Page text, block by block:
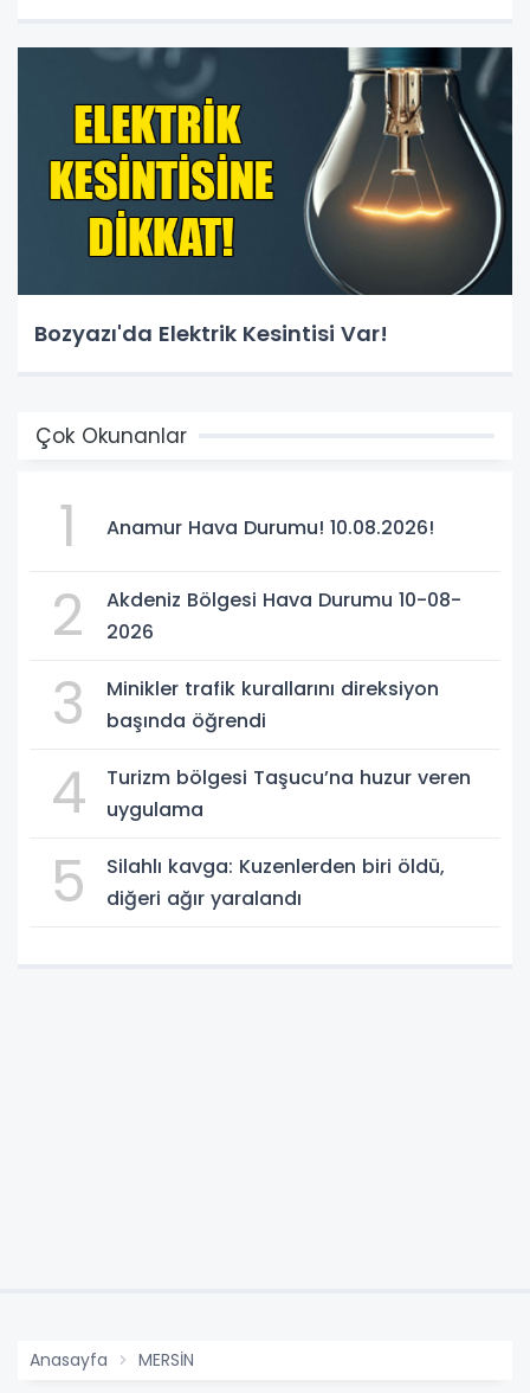
Bozyazı'da Elektrik Kesintisi Var!
Çok Okunanlar
1 Anamur Hava Durumu! 10.08.2026!
2
Akdeniz Bölgesi Hava Durumu 10-08-
2026
3
Minikler trafik kurallarını direksiyon
başında öğrendi
4
Turizm bölgesi Taşucu’na huzur veren
uygulama
5
Silahlı kavga: Kuzenlerden biri öldü,
diğeri ağır yaralandı
Anasayfa MERSİN